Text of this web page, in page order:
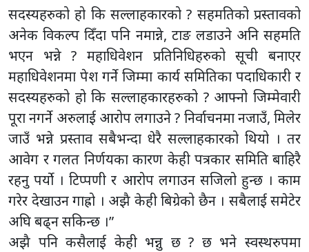
सदस्यहरुको हो कि सल्लाहकारको ? सहमतिको प्रस्तावको
अनेक विकल्प दिँदा पनि नमान्ने, टाङ लडाउने अनि सहमति
भएन भन्ने ? महाधिवेशन प्रतिनिधिहरुको सूची बनाएर
महाधिवेशनमा पेश गर्ने जिम्मा कार्य समितिका पदाधिकारी र
सदस्यहरुको हो कि सल्लाहकारहरुको ? आफ्नो जिम्मेवारी
पूरा नगर्ने अरुलाई आरोप लगाउने ? निर्वाचनमा नजाउँ, मिलेर
जाउँ भन्ने प्रस्ताव सबैभन्दा धेरै सल्लाहकारको थियो । तर
आवेग र गलत निर्णयका कारण केही पत्रकार समिति बाहिरै
रहनु पर्यो । टिप्पणी र आरोप लगाउन सजिलो हुन्छ । काम
गरेर देखाउन गाह्रो । अझै केही बिग्रेको छैन । सबैलाई समेटेर
अघि बढ्न सकिन्छ ।”
अझै पनि कसैलाई केही भन्नु छ ? छ भने स्वस्थरुपमा